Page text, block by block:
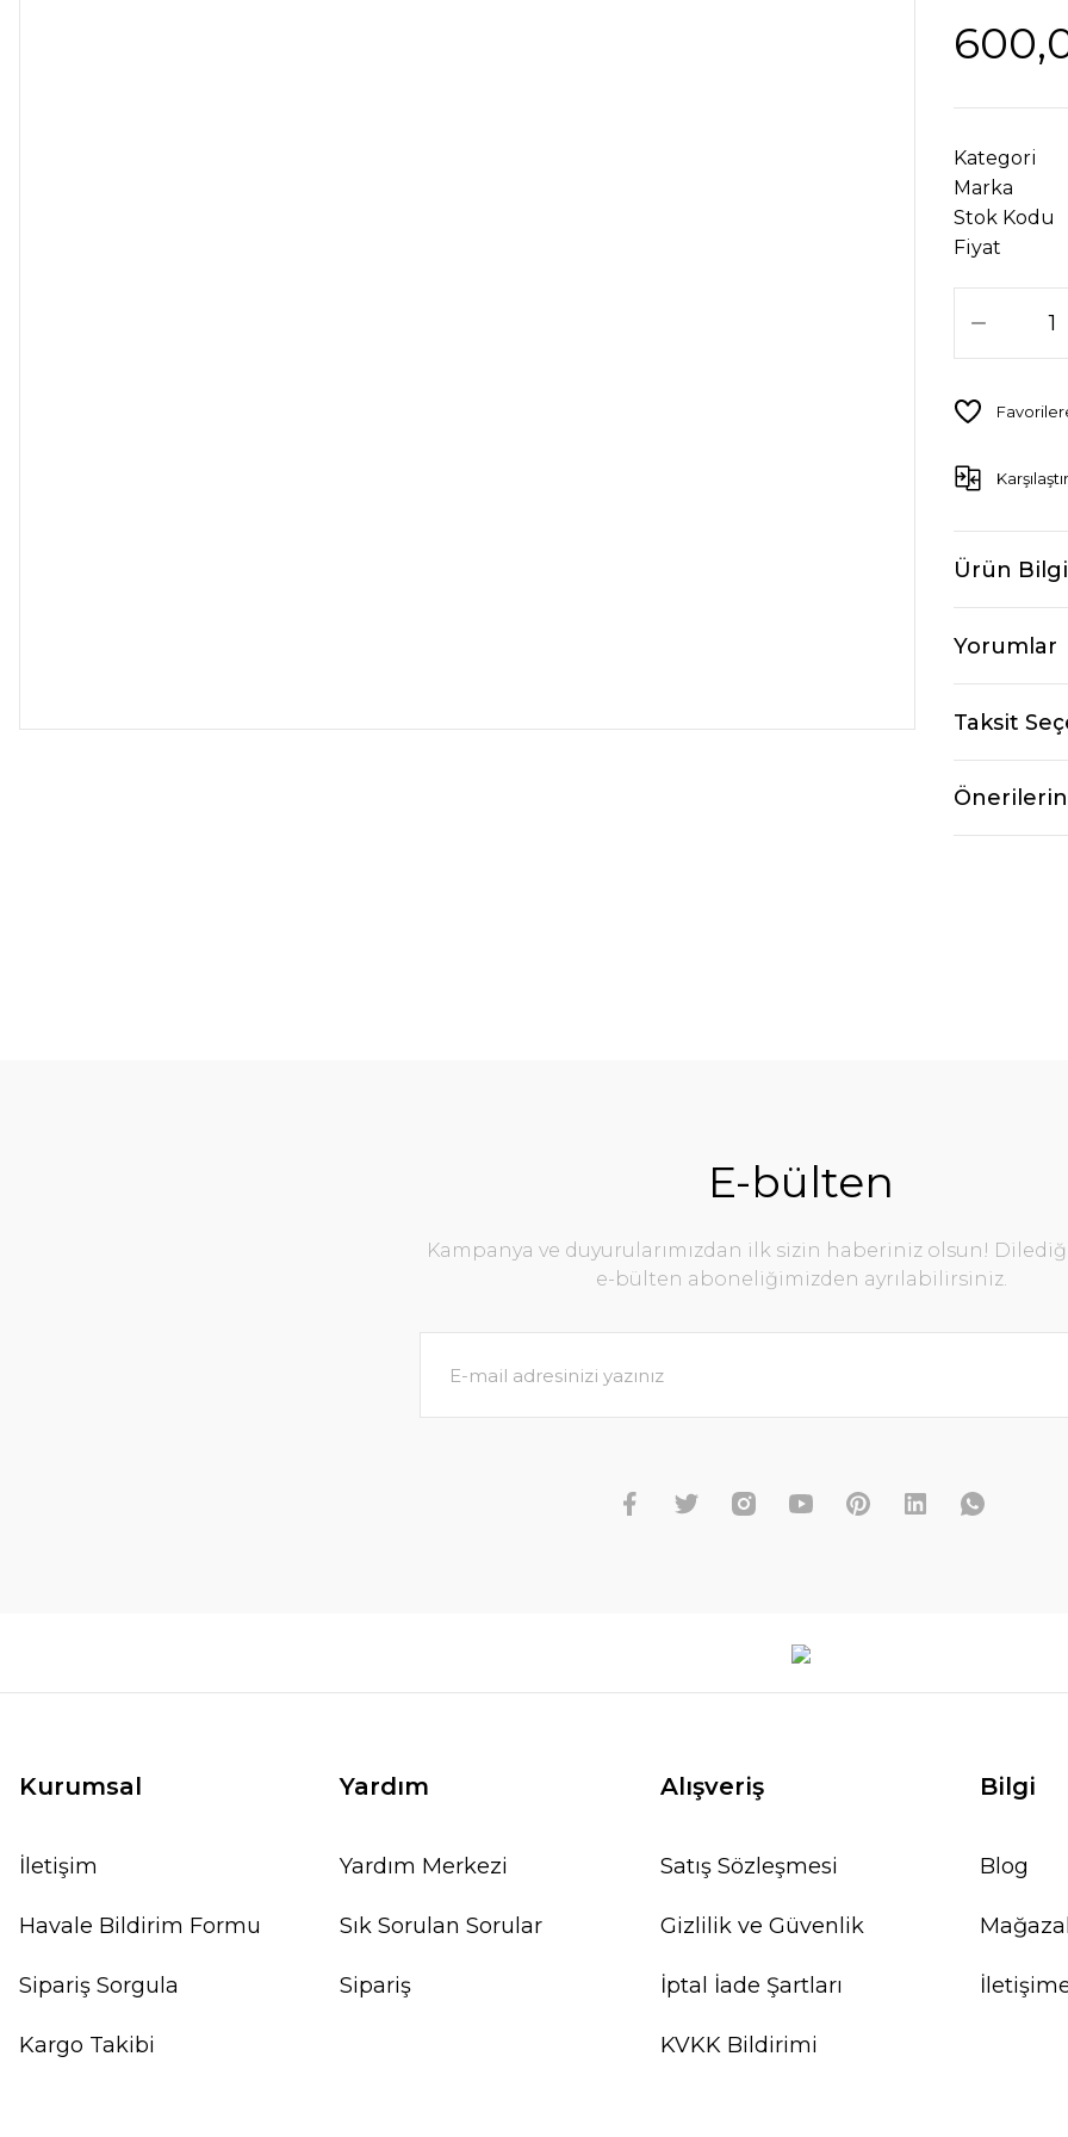
Kategori
Marka
Stok Kodu
Fiyat
Karşılaştır
Ürün
Yorumlar
Taksit
E-bülten
Kampanya ve duyurularımızdan ilk sizin haberiniz olsun!
e-bülten aboneliğimizden ayrılabilirsiniz.
Kurumsal
İletişim
Havale Bildirim Formu
Sipariş Sorgula
Kargo Takibi
Yardım
Yardım Merkezi
Sık Sorulan Sorular
Sipariş
Alışveriş
Satış Sözleşmesi
Gizlilik ve Güvenlik
İptal İade Şartları
KVKK Bildirimi
Bilgi
Blog